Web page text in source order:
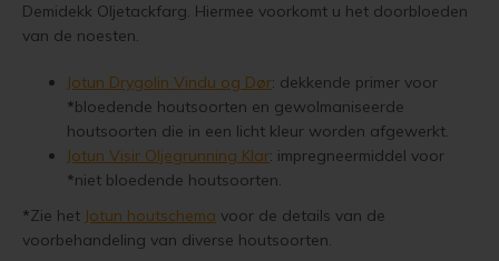
Lariks hout verven
Red Cedar oliën
Red Cedar verven
Jotun Lady kleur 7163 Minty Breeze
Demidekk Oljetackfarg. Hiermee voorkomt u het doorbloeden
van de noesten.
Jotun Drygolin Vindu og Dør: dekkende primer voor
*bloedende houtsoorten en gewolmaniseerde
houtsoorten die in een licht kleur worden afgewerkt.
Jotun Visir Oljegrunning Klar: impregneermiddel voor
*niet bloedende houtsoorten.
*Zie het Jotun houtschema voor de details van de
voorbehandeling van diverse houtsoorten.